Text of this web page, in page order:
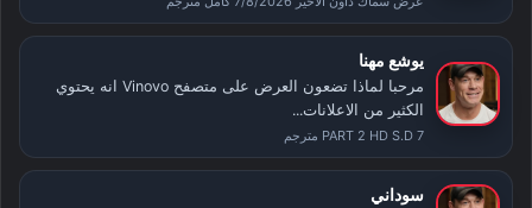
يوشع مهنا
مرحبا لماذا تضعون العرض على متصفح Vinovo انه يحتوي
الكثير من الاعلانات...
PART 2 HD S.D 7 مترجم
سوداني